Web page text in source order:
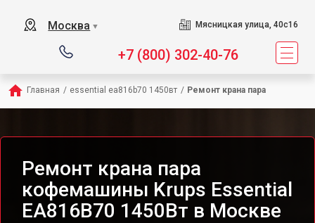
Москва ▼ Мясницкая улица, 40с16
+7 (800) 302-40-76
Главная / essential ea816b70 1450вт / Ремонт крана пара
Ремонт крана пара
кофемашины Krups Essential
EA816B70 1450Вт в Москве